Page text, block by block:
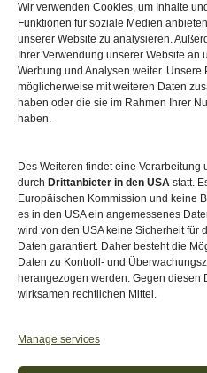
Wir verwenden Cookies, um Inhalte
Funktionen für soziale Medien
unserer Website zu analysieren.
Ihrer Verwendung unserer Website
Werbung und Analysen weiter.
möglicherweise mit weiteren Daten
haben oder die sie im Rahmen Ihrer
haben.
Des Weiteren findet eine
durch Drittanbieter in den USA statt.
Europäischen Kommission und keine
es in den USA ein angemessenes
wird von den USA keine Sicherheit für
Daten garantiert. Daher besteht die
Daten zu Kontroll- und
herangezogen werden. Gegen diesen
wirksamen rechtlichen Mittel.
Manage services
Sitemap